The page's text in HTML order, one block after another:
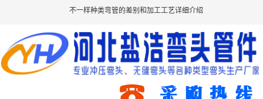
不一样种类弯管的差别和加工工艺详细介绍